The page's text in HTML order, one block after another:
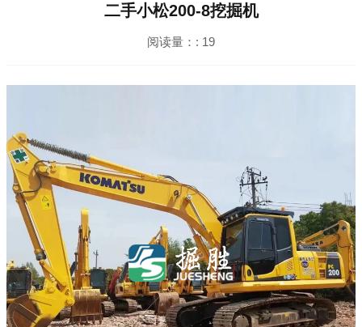
二手小松200-8挖掘机
阅读量：: 19